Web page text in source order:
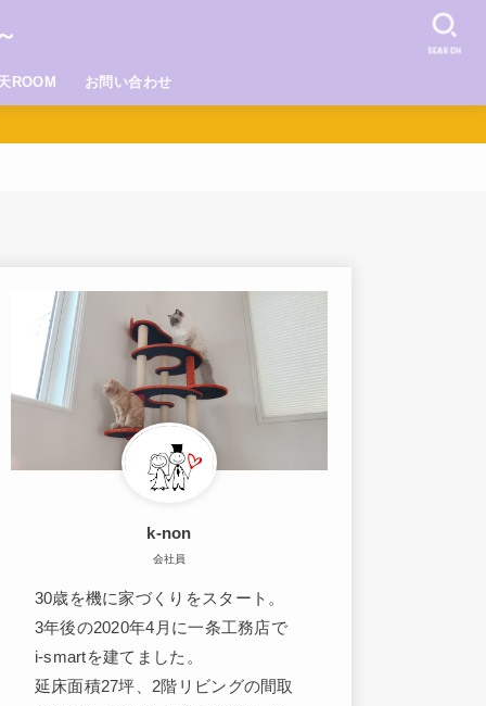
ROOM お問い合わせ
SEARCH
k-non
会社員
30歳を機に家づくりをスタート。
3年後の2020年4月に一条工務店で
i-smartを建てました。
延床面積27坪、2階リビングの間取